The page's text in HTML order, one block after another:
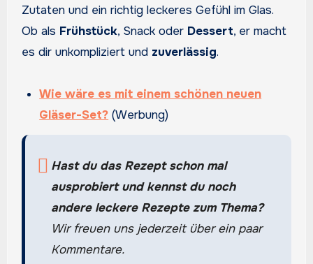
Zutaten und ein richtig leckeres Gefühl im Glas.
Ob als Frühstück, Snack oder Dessert, er macht
es dir unkompliziert und zuverlässig.
Wie wäre es mit einem schönen neuen
Gläser-Set? (Werbung)
Hast du das Rezept schon mal
ausprobiert und kennst du noch
andere leckere Rezepte zum Thema?
Wir freuen uns jederzeit über ein paar
Kommentare.